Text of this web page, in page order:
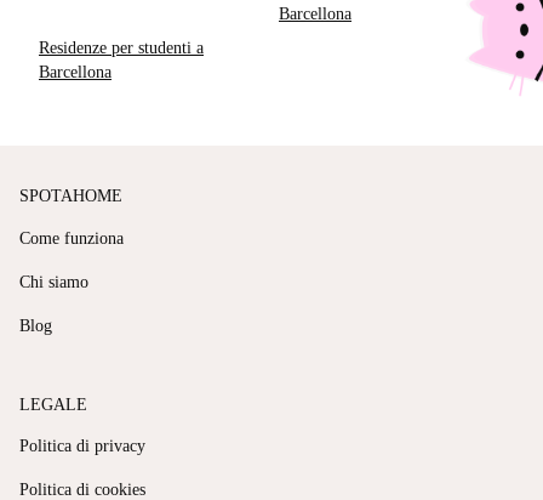
Barcellona
Residenze per studenti a
Barcellona
SPOTAHOME
Come funziona
Chi siamo
Blog
LEGALE
Politica di privacy
Politica di cookies